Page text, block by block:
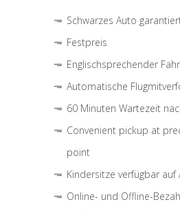
Schwarzes Auto
Festpreis
Englischsprechender
Automatische
60 Minuten Wartezeit
Convenient pickup at
point
Kindersitze verfügbar auf
Online- und Offline-